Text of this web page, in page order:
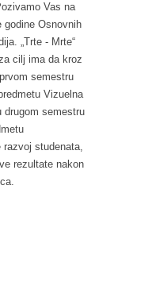
Vas na
godine Osnovnih
„Trte - Mrte“
cilj ima da kroz
semestru
Vizuelna
drugom semestru
studenata,
rezultate nakon